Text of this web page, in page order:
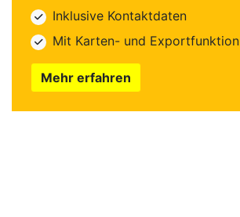
Inklusive Kontaktdaten
Mit Karten- und Exportfunktion
Mehr erfahren